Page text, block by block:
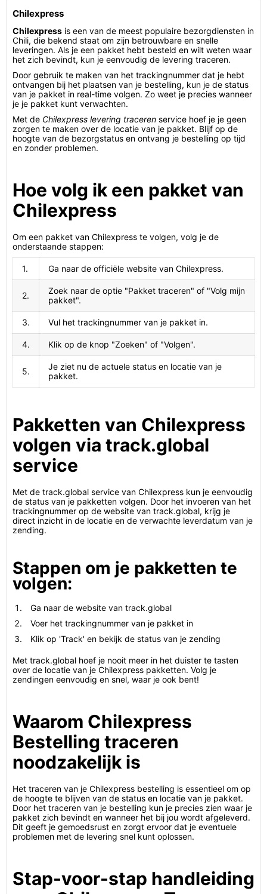
Chilexpress
Chilexpress is een van de meest populaire bezorgdiensten in
Chili, die bekend staat om zijn betrouwbare en snelle
leveringen. Als je een pakket hebt besteld en wilt weten waar
het zich bevindt, kun je eenvoudig de levering traceren.
Door gebruik te maken van het trackingnummer dat je hebt
ontvangen bij het plaatsen van je bestelling, kun je de status
van je pakket in real-time volgen. Zo weet je precies wanneer
je je pakket kunt verwachten.
Met de Chilexpress levering traceren service hoef je je geen
zorgen te maken over de locatie van je pakket. Blijf op de
hoogte van de bezorgstatus en ontvang je bestelling op tijd
en zonder problemen.
Hoe volg ik een pakket van
Chilexpress
Om een pakket van Chilexpress te volgen, volg je de
onderstaande stappen:
1. Ga naar de officiële website van Chilexpress.
2.
Zoek naar de optie "Pakket traceren" of "Volg mijn
pakket".
3. Vul het trackingnummer van je pakket in.
4. Klik op de knop "Zoeken" of "Volgen".
5.
Je ziet nu de actuele status en locatie van je
pakket.
Pakketten van Chilexpress
volgen via track.global
service
Met de track.global service van Chilexpress kun je eenvoudig
de status van je pakketten volgen. Door het invoeren van het
trackingnummer op de website van track.global, krijg je
direct inzicht in de locatie en de verwachte leverdatum van je
zending.
Stappen om je pakketten te
volgen:
Ga naar de website van track.global
Voer het trackingnummer van je pakket in
Klik op 'Track' en bekijk de status van je zending
Met track.global hoef je nooit meer in het duister te tasten
over de locatie van je Chilexpress pakketten. Volg je
zendingen eenvoudig en snel, waar je ook bent!
Waarom Chilexpress
Bestelling traceren
noodzakelijk is
Het traceren van je Chilexpress bestelling is essentieel om op
de hoogte te blijven van de status en locatie van je pakket.
Door het traceren van je bestelling kun je precies zien waar je
pakket zich bevindt en wanneer het bij jou wordt afgeleverd.
Dit geeft je gemoedsrust en zorgt ervoor dat je eventuele
problemen met de levering snel kunt oplossen.
Stap-voor-stap handleiding